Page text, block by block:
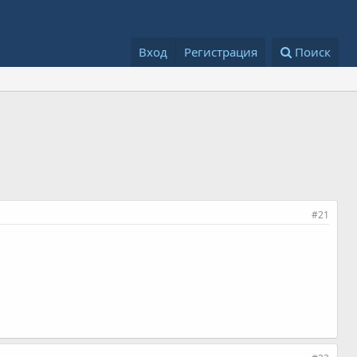
Вход Регистрация Поиск
#21